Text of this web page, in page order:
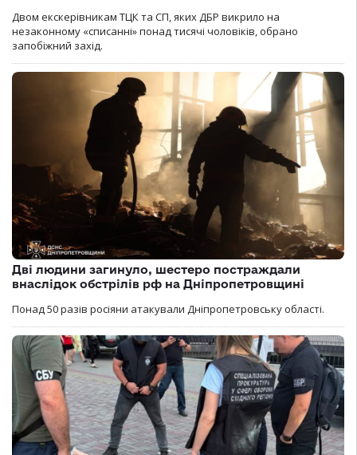
Двом екскерівникам ТЦК та СП, яких ДБР викрило на
незаконному «списанні» понад тисячі чоловіків, обрано
запобіжний захід.
Дві людини загинуло, шестеро постраждали
внаслідок обстрілів рф на Дніпропетровщині
Понад 50 разів росіяни атакували Дніпропетровську області.